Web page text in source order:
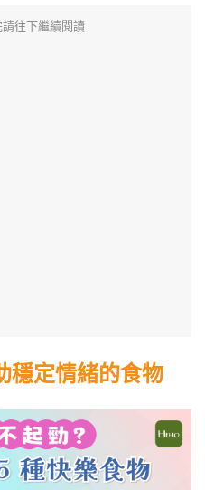
往下繼續閱讀
穩定情緒的食物